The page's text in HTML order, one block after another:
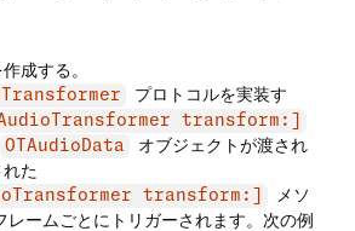
成する。
プロトコルを実装す
transform:]
OTAudioData
オブジェクトが渡され
た
transform:]
メソ
レームごとにトリガーされます。次の例